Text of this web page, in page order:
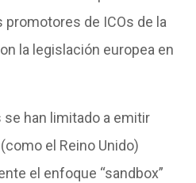
promotores de ICOs de la
la legislación europea en
han limitado a emitir
el Reino Unido)
el enfoque “sandbox”